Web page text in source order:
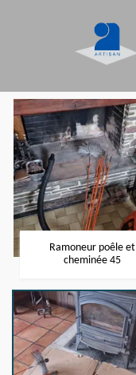
Ramoneur poêle et
cheminée 45